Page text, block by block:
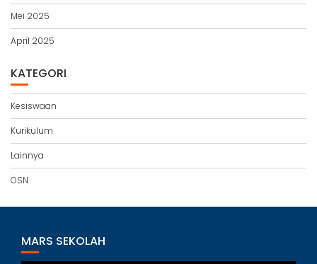
Mei 2025
April 2025
KATEGORI
Kesiswaan
Kurikulum
Lainnya
OSN
MARS SEKOLAH